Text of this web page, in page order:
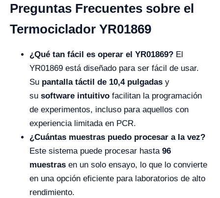
Preguntas Frecuentes sobre el
Termociclador YR01869
¿Qué tan fácil es operar el YR01869? El
YR01869 está diseñado para ser fácil de usar.
Su pantalla táctil de 10,4 pulgadas y
su software intuitivo facilitan la programación
de experimentos, incluso para aquellos con
experiencia limitada en PCR.
¿Cuántas muestras puedo procesar a la vez?
Este sistema puede procesar hasta 96
muestras en un solo ensayo, lo que lo convierte
en una opción eficiente para laboratorios de alto
rendimiento.